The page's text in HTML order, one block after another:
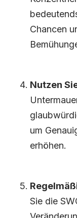
Chancen
Nutzen
um
erhöhen.
Sie die